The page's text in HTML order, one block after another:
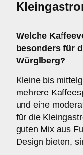
Welche
besonders für
Würglberg?
Kleine bis
mehrere
und eine
für die
guten Mix aus
Design bieten,